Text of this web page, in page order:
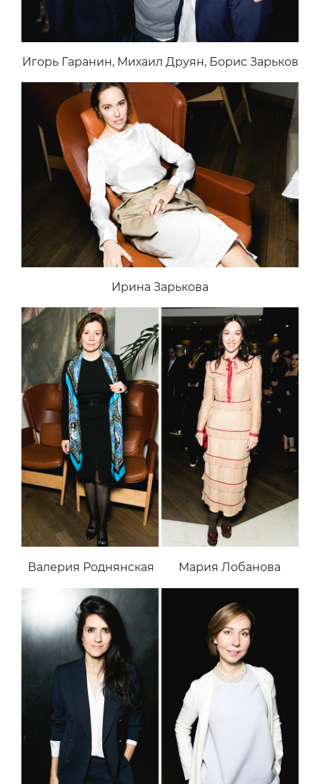
Игорь Гаранин, Михаил Друян, Борис Зарьков
Ирина Зарькова
Валерия Роднянская Мария Лобанова